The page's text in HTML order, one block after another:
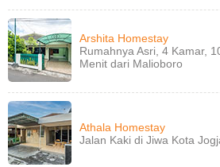
Arshita Homestay
Rumahnya Asri, 4 Kamar,
Menit dari Malioboro
Athala Homestay
Jalan Kaki di Jiwa Kota